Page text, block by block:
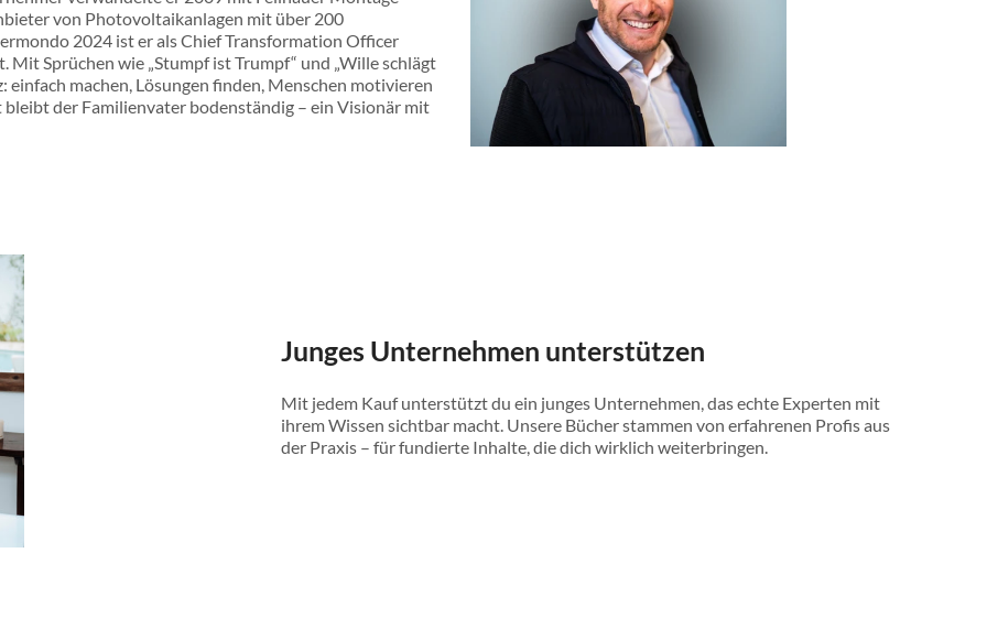
du gewartet hast.
zum Erfolg“, wie du das ewige Grübeln endlich
humorvollen 3-Minuten-Kapiteln teilt
überwindest, um die
in dir steckt.
brauchst, um mit Mut und
durch den Fokus auf das Wesentliche
Rückschläge ab sofort als wertvolles
übernimmst und zum
von Photovoltaikanlagen mit über 200
2024 ist er als Chief Transformation Officer
Sprüchen wie „Stumpf ist Trumpf“ und „Wille schlägt
einfach machen, Lösungen finden, Menschen motivieren
der Familienvater bodenständig – ein Visionär mit
Junges Unternehmen unterstützen
Mit jedem Kauf unterstützt du ein junges Unternehmen, das echte Experten mit
ihrem Wissen sichtbar macht. Unsere Bücher stammen von erfahrenen Profis aus
der Praxis – für fundierte Inhalte, die dich wirklich weiterbringen.